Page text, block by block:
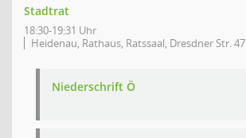
Stadtrat
18:30-19:31 Uhr
Heidenau, Rathaus, Ratssaal, Dresdner Str. 47
Niederschrift Ö